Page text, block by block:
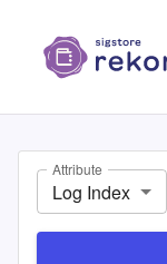
Attribute
Log Index